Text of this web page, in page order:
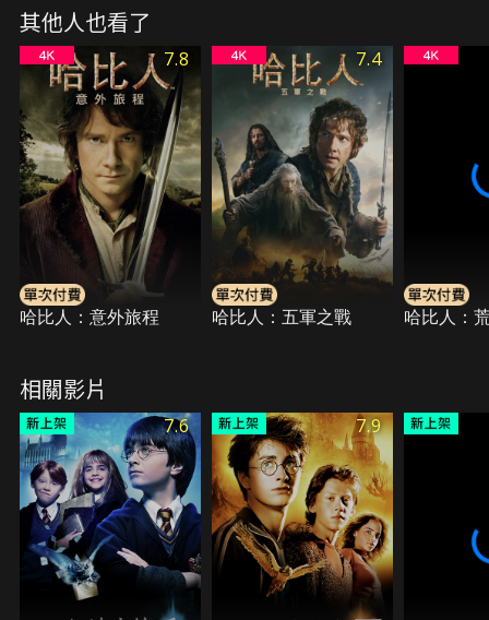
比又突然間神秘地出現在哈利的臥房裡，警告哈利波
特如果回到了霍格華茲，他就會有立即的生命危險。
其他人也看了
7.8
哈比人：意外旅程
7.4
哈比人：五軍之戰 哈比人：
相關影片
7.6 7.9